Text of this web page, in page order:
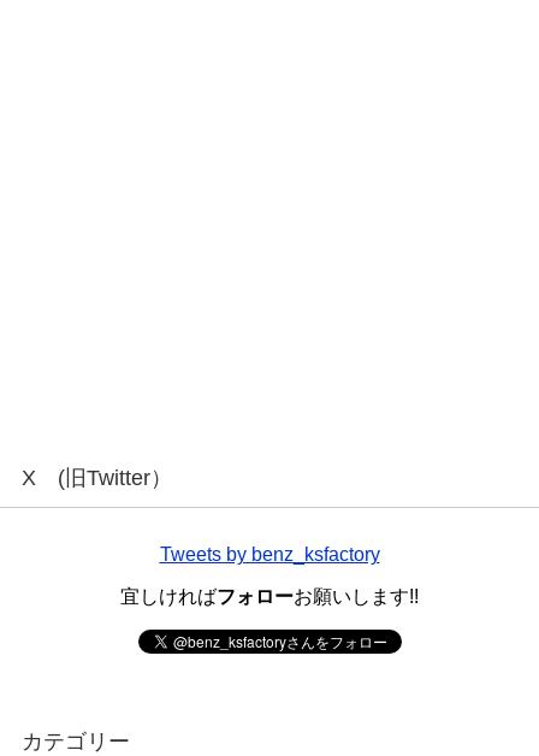
X (旧Twitter）
Tweets by benz_ksfactory
宜しければフォローお願いします!!
カテゴリー